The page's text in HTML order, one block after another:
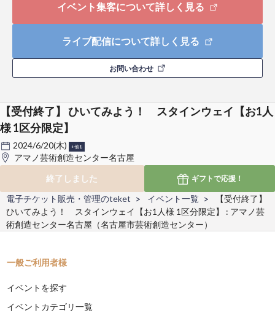
イベント集客について詳しく見る
ライブ配信について詳しく見る
お問い合わせ
【受付終了】 ひいてみよう！ スタインウェイ【お1人
様 1区分限定】
2024/6/20(木) +他8
アマノ芸術創造センター名古屋
終了しました
ギフトで応援！
電子チケット販売・管理のteket イベント一覧
【受付終了】
ひいてみよう！ スタインウェイ【お1人様 1区分限定】 : アマノ芸
術創造センター名古屋（名古屋市芸術創造センター）
一般ご利用者様
イベントを探す
イベントカテゴリ一覧